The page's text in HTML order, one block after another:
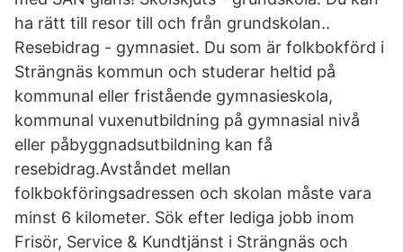
ha rätt till resor till och från grundskolan..
Resebidrag - gymnasiet. Du som är folkbokförd i
Strängnäs kommun och studerar heltid på
kommunal eller fristående gymnasieskola,
kommunal vuxenutbildning på gymnasial nivå
eller påbyggnadsutbildning kan få
resebidrag.Avståndet mellan
folkbokföringsadressen och skolan måste vara
minst 6 kilometer. Sök efter lediga jobb inom
Frisör, Service & Kundtjänst i Strängnäs och